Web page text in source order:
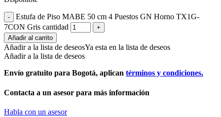
Estufa de Piso MABE 50 cm 4 Puestos GN Horno TX1G-
7CON Gris cantidad
Añadir al carrito
Añadir a la lista de deseosYa esta en la lista de deseos
Añadir a la lista de deseos
Envío gratuito para Bogotá, aplican términos y condiciones.
Contacta a un asesor para más información
Habla con un asesor